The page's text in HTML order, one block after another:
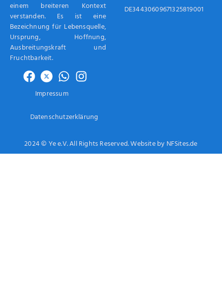
einem breiteren Kontext
verstanden. Es ist eine
Bezeichnung für Lebensquelle,
Ursprung, Hoffnung,
Ausbreitungskraft und
Fruchtbarkeit.
Impressum
Datenschutzerklärung
DE34430609671325819001
2024 © Ye e.V. All Rights Reserved. Website by NFSites.de